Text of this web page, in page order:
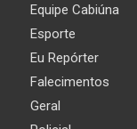
Equipe Cabiúna
Esporte
Eu Repórter
Falecimentos
Geral